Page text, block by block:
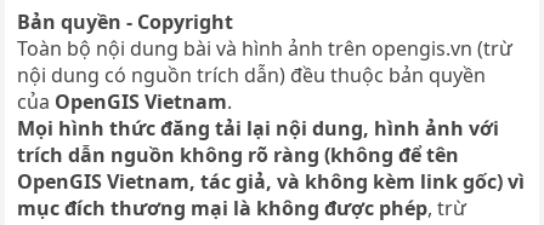
Bản quyền - Copyright
Toàn bộ nội dung bài và hình ảnh trên opengis.vn (trừ
nội dung có nguồn trích dẫn) đều thuộc bản quyền
của OpenGIS Vietnam.
Mọi hình thức đăng tải lại nội dung, hình ảnh với
trích dẫn nguồn không rõ ràng (không để tên
OpenGIS Vietnam, tác giả, và không kèm link gốc) vì
mục đích thương mại là không được phép, trừ